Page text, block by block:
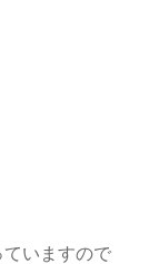
いますので